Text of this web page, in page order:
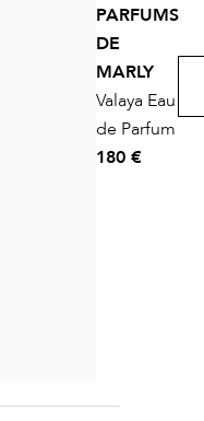
PARFUMS
DE
MARLY
Valaya Eau
de Parfum
180 €